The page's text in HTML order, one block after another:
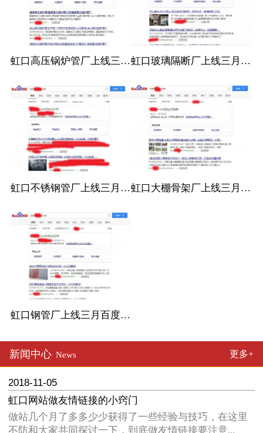
虹口高压锅炉管厂上线三月百度收录 虹口玻璃隔断厂上线三月百度收录
虹口不锈钢管厂上线三月百度收录 虹口大棚骨架厂上线三月百度收录
虹口钢管厂上线三月百度收录
新闻中心 News 更多+
2018-11-05
虹口网站做友情链接的小窍门
做站几个月了多多少少获得了一些经验与技巧，在这里
不防和大家共同探讨一下，到底做友情链接要注意...